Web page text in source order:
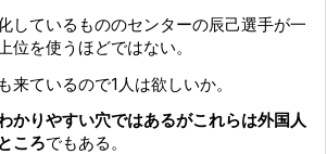
しているもののセンターの辰己選手が一
位を使うほどではない。
来ているので1人は欲しいか。
かりやすい穴ではあるがこれらは外国人
ころでもある。